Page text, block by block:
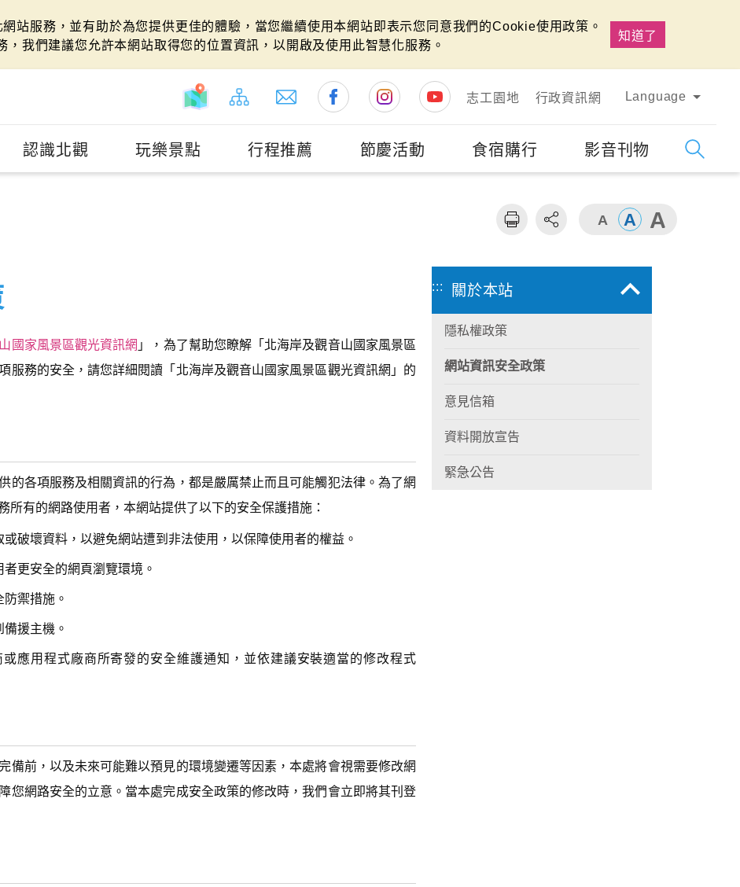
站服務，並有助於為您提供更佳的體驗，當您繼續使用本網站即表示您同意我們的Cookie使用政策。
我們建議您允許本網站取得您的位置資訊，以開啟及使用此智慧化服務。
知道了
志工園地
行政資訊網 Language
認識北觀 玩樂景點 行程推薦 節慶活動 食宿購行 影音刊物
國家風景區觀光資訊網 」，為了幫助您瞭解「北海岸及觀音山國家風景區
服務的安全，請您詳細閱讀「北海岸及觀音山國家風景區觀光資訊網」的
的各項服務及相關資訊的行為，都是嚴厲禁止而且可能觸犯法律。為了網
所有的網路使用者，本網站提供了以下的安全保護措施：
破壞資料，以避免網站遭到非法使用，以保障使用者的權益。
更安全的網頁瀏覽環境。
禦措施。
援主機。
應用程式廠商所寄發的安全維護通知，並依建議安裝適當的修改程式
備前，以及未來可能難以預見的環境變遷等因素，本處將會視需要修改網
您網路安全的立意。當本處完成安全政策的修改時，我們會立即將其刊登
::: 關於本站
隱私權政策
網站資訊安全政策
意見信箱
資料開放宣告
緊急公告